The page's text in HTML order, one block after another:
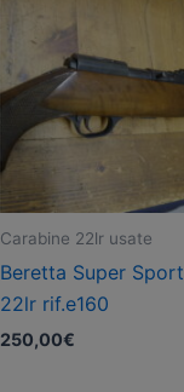
Carabine 22lr usate
Beretta Super Sport
22lr rif.e160
250,00€